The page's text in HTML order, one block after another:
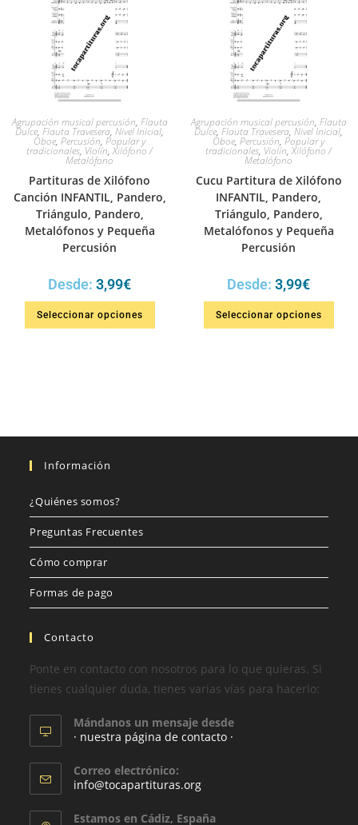
Agrupación musical percusión, Flauta
Dulce, Flauta Travesera, Nivel Inicial,
Oboe, Percusión, Popular y
tradicionales, Violín,Xilófono /
Metalófono
Partituras de Xilófono
Canción INFANTIL, Pandero,
Triángulo, Pandero,
Metalófonos y Pequeña
Percusión
Desde: 3,99€
Seleccionar opciones
Agrupación musical percusión, Flauta
Dulce, Flauta Travesera, Nivel Inicial,
Oboe, Percusión, Popular y
tradicionales, Violín,Xilófono /
Metalófono
Cucu Partitura de Xilófono
INFANTIL, Pandero,
Triángulo, Pandero,
Metalófonos y Pequeña
Percusión
Desde: 3,99€
Seleccionar opciones
Información
¿Quiénes somos?
Preguntas Frecuentes
Cómo comprar
Formas de pago
Contacto
Ponte en contacto con nosotros para lo que quieras. Si
tienes cualquier duda, tienes varias vías para hacerlo:
Mándanos un mensaje desde
· nuestra página de contacto ·
Correo electrónico:
info@tocapartituras.org
Estamos en Cádiz, España